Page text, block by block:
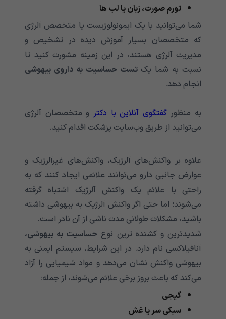
تورم صورت، زبان یا لب ها
شما می‌‌‌‌‌‌‌‌‌‌‌‌‌‌‌‌‌‌‌‌‌‌‌‌‌‌‌‌‌‌‌‌‌‌‌‌‌‌‌‌‌‌‌توانید با یک ایمونولوژیست یا متخصص آلرژی
که متخصصان بسیار آموزش دیده در تشخیص و
مدیریت آلرژی هستند، در این زمینه مشورت کنید تا
نسبت به شما یکتست حساسیت به داروی بیهوشی
انجام دهد.
به منظورگفتگوی آنلاین با دکتر و متخصصان آلرژی
می‌توانید از طریق وب‌سایت پزشکت اقدام کنید.
علاوه بر واکنش‌های آلرژیک، واکنش‌های غیرآلرژیک و
عوارض جانبی دارو می‌توانند علائمی‌‌‌‌‌‌‌‌‌‌‌‌‌‌‌‌‌‌‌‌‌‌‌‌‌‌‌‌‌‌‌‌‌‌‌‌‌‌‌‌‌‌‌ ایجاد کنند که به
راحتی با علائم یک واکنش آلرژیک اشتباه گرفته
می‌شوند؛ اما حتی اگر واکنش آلرژیک به بیهوشی داشته
باشید، مشکلات طولانی مدت ناشی از آن نادر است.
شدیدترین و کشنده ترین نوع حساسیت به بیهوشی،
آنافیلاکسی نام دارد. در این شرایط، سیستم ایمنی به
بیهوشی واکنش نشان می‌‌‌‌‌‌‌‌‌‌‌‌‌‌‌‌‌‌‌‌‌‌‌‌‌‌‌‌‌‌‌‌‌‌‌‌‌‌‌‌‌‌‌دهد و مواد شیمیایی را آزاد
می‌‌‌‌‌‌‌‌‌‌‌‌‌‌‌‌‌‌‌‌‌‌‌‌‌‌‌‌‌‌‌‌‌‌‌‌‌‌‌‌‌‌‌کند که باعث بروز برخی علائم می‌‌‌‌‌‌‌‌‌‌‌‌‌‌‌‌‌‌‌‌‌‌‌‌‌‌‌‌‌‌‌‌‌‌‌‌‌‌‌‌‌‌‌شوند، از جمله:
گیجی
سبکی سر یا غش